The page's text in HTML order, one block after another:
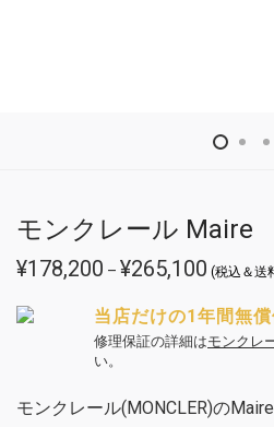
モンクレール Maire
¥178,200 – ¥265,100 価
格
¥178,200
–
¥265,100
(税込＆送
当店だけの1年間無
修理保証の詳細はモンクレ
い。
モンクレール(MONCLER)のMaire